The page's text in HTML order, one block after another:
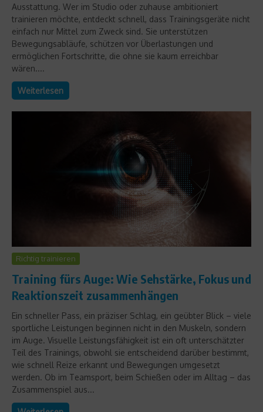
Ausstattung. Wer im Studio oder zuhause ambitioniert
trainieren möchte, entdeckt schnell, dass Trainingsgeräte nicht
einfach nur Mittel zum Zweck sind. Sie unterstützen
Bewegungsabläufe, schützen vor Überlastungen und
ermöglichen Fortschritte, die ohne sie kaum erreichbar
wären....
Weiterlesen
Richtig trainieren
Training fürs Auge: Wie Sehstärke, Fokus und
Reaktionszeit zusammenhängen
Ein schneller Pass, ein präziser Schlag, ein geübter Blick – viele
sportliche Leistungen beginnen nicht in den Muskeln, sondern
im Auge. Visuelle Leistungsfähigkeit ist ein oft unterschätzter
Teil des Trainings, obwohl sie entscheidend darüber bestimmt,
wie schnell Reize erkannt und Bewegungen umgesetzt
werden. Ob im Teamsport, beim Schießen oder im Alltag – das
Zusammenspiel aus...